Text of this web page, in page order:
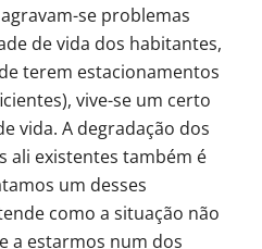
se problemas
de vida dos habitantes,
terem estacionamentos
vive-se um certo
vida. A degradação dos
ali existentes também é
um desses
como a situação não
a estarmos num dos